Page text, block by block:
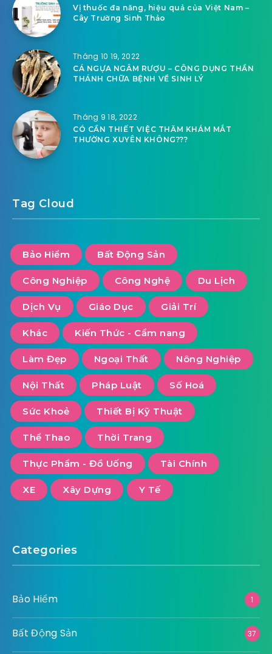
Vị thuốc đa năng, hiệu quả của Việt Nam –
Cây Trường Sinh Thảo
Tháng 10 19, 2022
CÁ NGỰA NGÂM RƯỢU – CÔNG DỤNG THẦN
THÁNH CHỮA BỆNH VỀ SINH LÝ
Tháng 9 18, 2022
CÓ CẦN THIẾT VIỆC THĂM KHÁM MẮT
THƯỜNG XUYÊN KHÔNG???
Tag Cloud
Bảo Hiểm Bất Động Sản
Công Nghiệp Công Nghệ Du Lịch
Dịch Vụ Giáo Dục Giải Trí
Khác Kiến Thức - Cẩm nang
Làm Đẹp Ngoại Thất Nông Nghiệp
Nội Thất Pháp Luật Số Hoá
Sức Khoẻ Thiết Bị Kỹ Thuật
Thể Thao Thời Trang
Thực Phẩm - Đồ Uống Tài Chính
XE Xây Dựng Y Tế
Categories
Bảo Hiểm 1
Bất Động Sản 37